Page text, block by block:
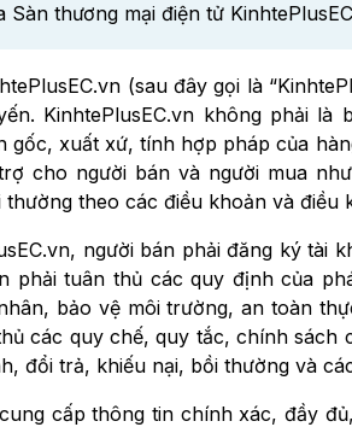
Sàn thương mại điện tử
(sau đây gọi là
KinhtePlusEC.vn không phải
gốc, xuất xứ, tính hợp pháp của
cho người bán và người mua
theo các điều khoản và điều
người bán phải đăng ký tài
phải tuân thủ các quy định của
bảo vệ môi trường, an toàn
các quy chế, quy tắc, chính sách
đổi trả, khiếu nại, bồi thường và
cấp thông tin chính xác, đầy